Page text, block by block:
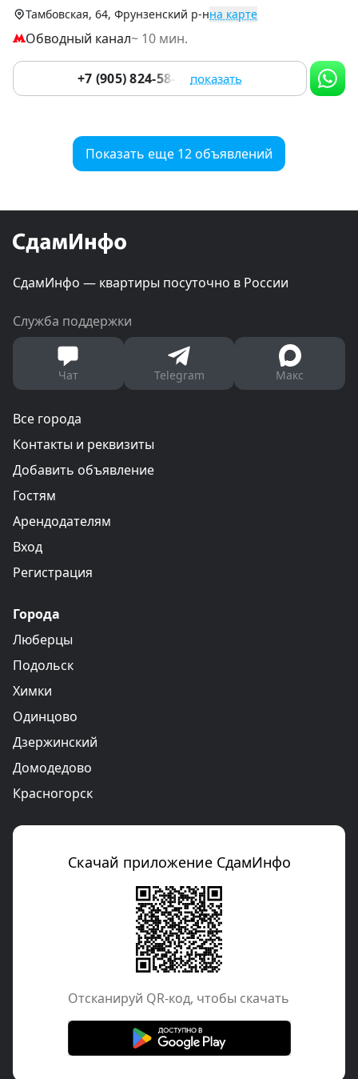
Тамбовская, 64, Фрунзенский р-нна карте
Обводный канал~ 10 мин.
+7 (905) 824-58-45 показать
Показать еще 12 объявлений
СдамИнфо — квартиры посуточно в России
Служба поддержки
Чат Telegram Макс
Все города
Контакты и реквизиты
Добавить объявление
Гостям
Арендодателям
Вход
Регистрация
Города
Люберцы
Подольск
Химки
Одинцово
Дзержинский
Домодедово
Красногорск
Скачай приложение СдамИнфо
Отcканируй QR-код, чтобы скачать